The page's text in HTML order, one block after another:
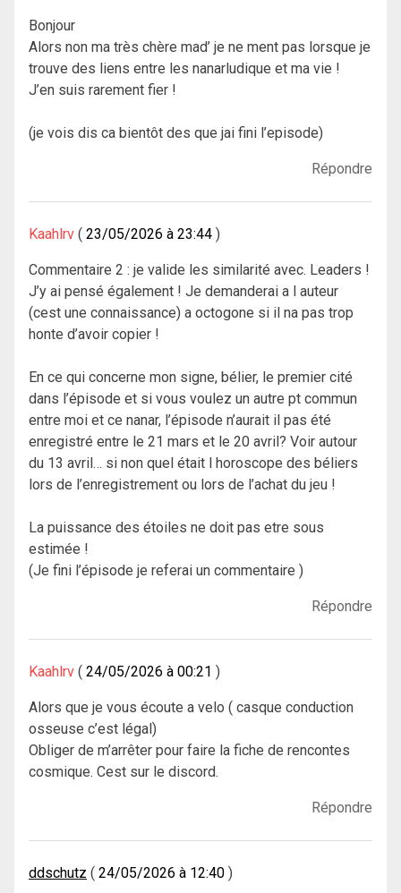
Bonjour
Alors non ma très chère mad’ je ne ment pas lorsque je
trouve des liens entre les nanarludique et ma vie !
J’en suis rarement fier !
(je vois dis ca bientôt des que jai fini l’episode)
Répondre
Kaahlrv 23/05/2026 à 23:44
Commentaire 2 : je valide les similarité avec. Leaders !
J’y ai pensé également ! Je demanderai a l auteur
(cest une connaissance) a octogone si il na pas trop
honte d’avoir copier !
En ce qui concerne mon signe, bélier, le premier cité
dans l’épisode et si vous voulez un autre pt commun
entre moi et ce nanar, l’épisode n’aurait il pas été
enregistré entre le 21 mars et le 20 avril? Voir autour
du 13 avril… si non quel était l horoscope des béliers
lors de l’enregistrement ou lors de l’achat du jeu !
La puissance des étoiles ne doit pas etre sous
estimée !
(Je fini l’épisode je referai un commentaire )
Répondre
Kaahlrv 24/05/2026 à 00:21
Alors que je vous écoute a velo ( casque conduction
osseuse c’est légal)
Obliger de m’arrêter pour faire la fiche de rencontes
cosmique. Cest sur le discord.
Répondre
ddschutz 24/05/2026 à 12:40